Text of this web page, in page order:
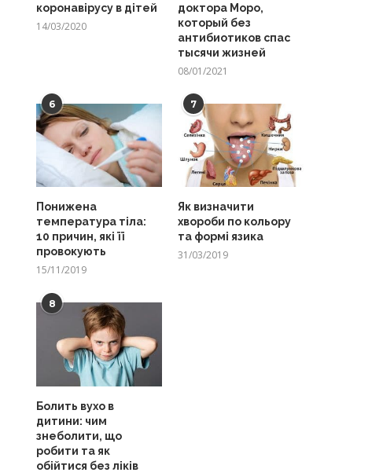
коронавірусу в дітей
14/03/2020
доктора Моро,
который без
антибиотиков спас
тысячи жизней
08/01/2021
6
Понижена
температура тіла:
10 причин, які її
провокують
15/11/2019
7
Як визначити
хвороби по кольору
та формі язика
31/03/2019
8
Болить вухо в
дитини: чим
знеболити, що
робити та як
обійтися без ліків